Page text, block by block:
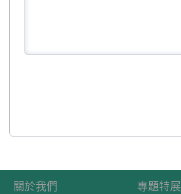
關於我們
專題特展